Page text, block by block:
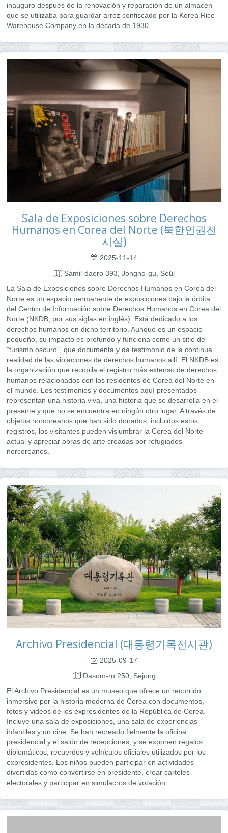
inauguró después de la renovación y reparación de un almacén
que se utilizaba para guardar arroz confiscado por la Korea Rice
Warehouse Company en la década de 1930.
Sala de Exposiciones sobre Derechos
Humanos en Corea del Norte (북한인권전
시실)
2025-11-14
Samil-daero 393, Jongno-gu, Seúl
La Sala de Exposiciones sobre Derechos Humanos en Corea del
Norte es un espacio permanente de exposiciones bajo la órbita
del Centro de Información sobre Derechos Humanos en Corea del
Norte (NKDB, por sus siglas en inglés). Está dedicado a los
derechos humanos en dicho territorio. Aunque es un espacio
pequeño, su impacto es profundo y funciona como un sitio de
"turismo oscuro", que documenta y da testimonio de la continua
realidad de las violaciones de derechos humanos allí. El NKDB es
la organización que recopila el registro más extenso de derechos
humanos relacionados con los residentes de Corea del Norte en
el mundo. Los testimonios y documentos aquí presentados
representan una historia viva, una historia que se desarrolla en el
presente y que no se encuentra en ningún otro lugar. A través de
objetos norcoreanos que han sido donados, incluidos estos
registros, los visitantes pueden vislumbrar la Corea del Norte
actual y apreciar obras de arte creadas por refugiados
norcoreanos.
Archivo Presidencial (대통령기록전시관)
2025-09-17
Dasom-ro 250, Sejong
El Archivo Presidencial es un museo que ofrece un recorrido
inmersivo por la historia moderna de Corea con documentos,
fotos y videos de los expresidentes de la República de Corea.
Incluye una sala de exposiciones, una sala de experiencias
infantiles y un cine. Se han recreado fielmente la oficina
presidencial y el salón de recepciones, y se exponen regalos
diplomáticos, recuerdos y vehículos oficiales utilizados por los
expresidentes. Los niños pueden participar en actividades
divertidas como convertirse en presidente, crear carteles
electorales y participar en simulacros de votación.